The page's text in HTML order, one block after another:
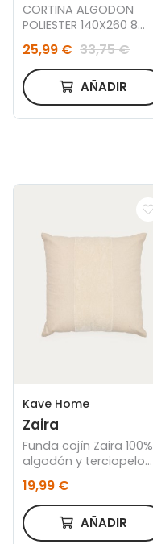
CORTINA ALGODON
POLIESTER 140X260 8
25,99 € 33,75 €
AÑADIR
Kave Home
Zaira
Funda cojín Zaira 100%
algodón y terciopelo
blanco 45 x 45 cm
19,99 €
AÑADIR